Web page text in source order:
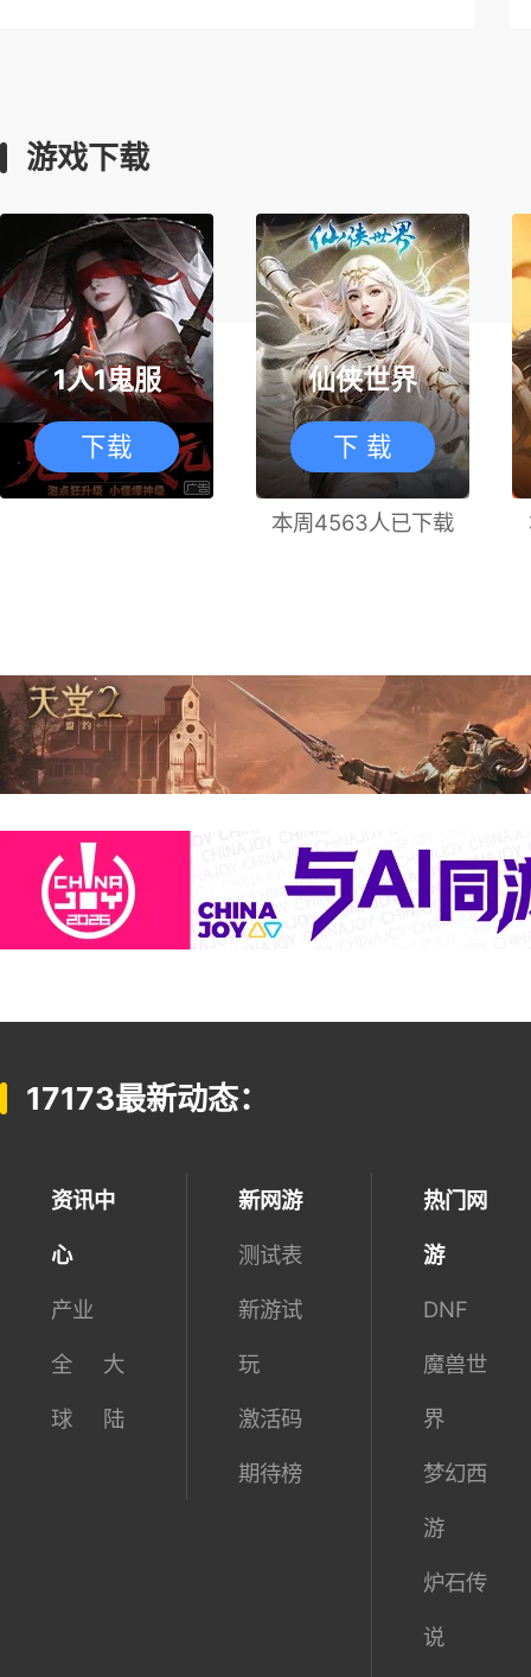
游戏下载
1人1鬼服
下载
仙侠世界
下 载
本周4563人已下载
17173最新动态：
资讯中
心
产业
全
球
大
陆
新网游
测试表
新游试
玩
激活码
期待榜
热门网
游
DNF
魔兽世
界
梦幻西
游
炉石传
说